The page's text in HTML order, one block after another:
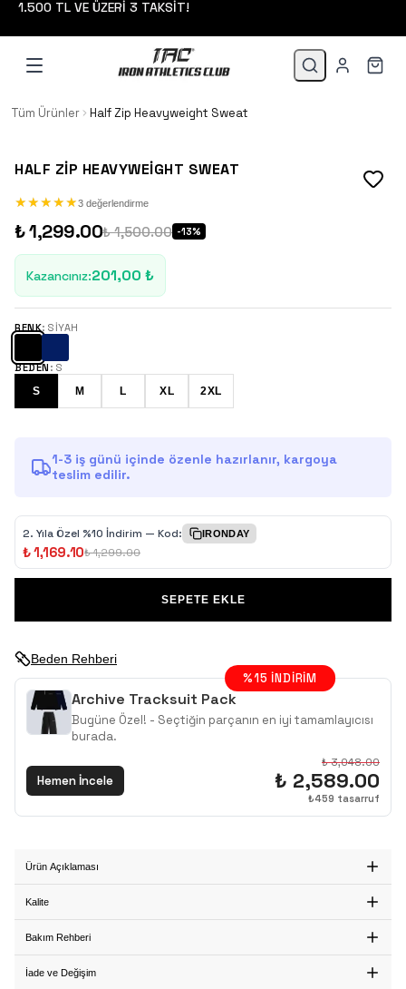
1.500 TL VE ÜZERİ 3 TAKSİT!
Tüm Ürünler Half Zip Heavyweight Sweat
HALF ZIP HEAVYWEIGHT SWEAT
★
★★
★★
★★
★★
★3 değerlendirme
₺ 1,299.00₺ 1,500.00 -13%
Kazancınız:201,00 ₺
RENK: SIYAH
BEDEN : S
S
M L XL 2XL
Beden Rehberi
%15 İNDIRIM
Archive Tracksuit Pack
Bugüne Özel! - Seçtiğin parçanın en iyi tamamlayıcısı
burada.
Hemen İncele
₺ 3,048.00
₺ 2,589.00
₺459 tasarruf
1-3 iş günü içinde özenle hazırlanır, kargoya
teslim edilir.
2.⁠ ⁠Yıla Özel %10 İndirim — Kod: IRONDAY
₺ 1,169.10₺ 1,299.00
SEPETE EKLE
Ürün Açıklaması
Kalite
Bakım Rehberi
İade ve Değişim